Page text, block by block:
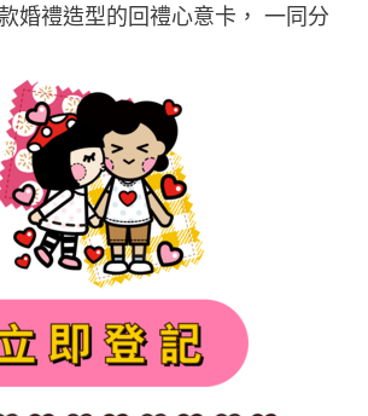
婚禮造型的回禮心意卡， 一同分